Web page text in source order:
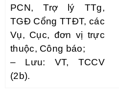
PCN, Trợ lý TTg,
TGĐ Cổng TTĐT, các
Vụ, Cục, đơn vị trực
thuộc, Công báo;
– Lưu: VT, TCCV
(2b).